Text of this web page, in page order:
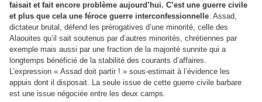
faisait et fait encore problème aujourd’hui. C’est une guerre civile
et plus que cela une féroce guerre interconfessionnelle. Assad,
dictateur brutal, défend les prérogatives d’une minorité, celle des
Alaouites qu’il sait soutenus par d’autres minorités, chrétiennes par
exemple mais aussi par une fraction de la majorité sunnite qui a
longtemps bénéficié de la stabilité des courants d’affaires.
L’expression « Assad doit partir ! » sous-estimait à l’évidence les
appuis dont il disposait. La seule issue de cette guerre civile barbare
est une issue négociée entre les deux camps.